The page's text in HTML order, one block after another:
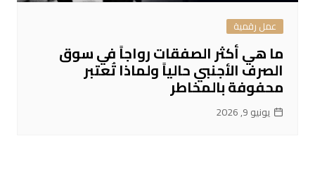
عمل رقمية
ما هي أكثر الصفقات رواجاً في سوق
الصرف الأجنبي حالياً ولماذا تُعتبر
محفوفة بالمخاطر
يونيو 9, 2026